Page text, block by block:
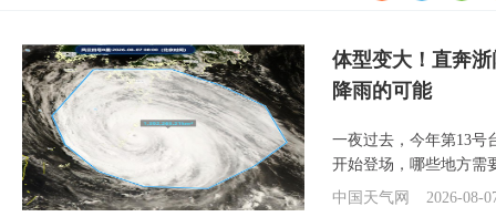
体型变大！直奔
降雨的可能
一夜过去，今年第13号
开始登场，哪些地方需
中国天气网
2026-08-